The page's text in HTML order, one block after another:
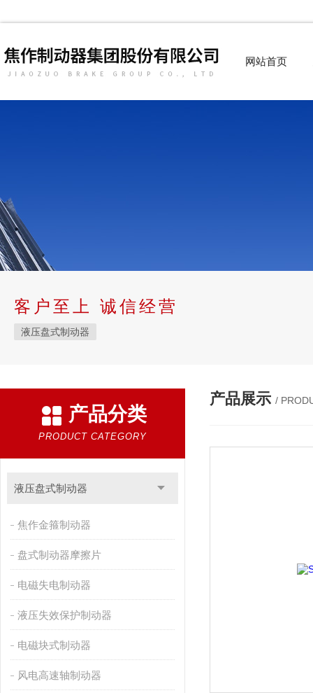
网站首页
客户至上 诚信经营
液压盘式制动器
产品分类
PRODUCT CATEGORY
液压盘式制动器
焦作金箍制动器
盘式制动器摩擦片
电磁失电制动器
液压失效保护制动器
电磁块式制动器
风电高速轴制动器
产品展示 /